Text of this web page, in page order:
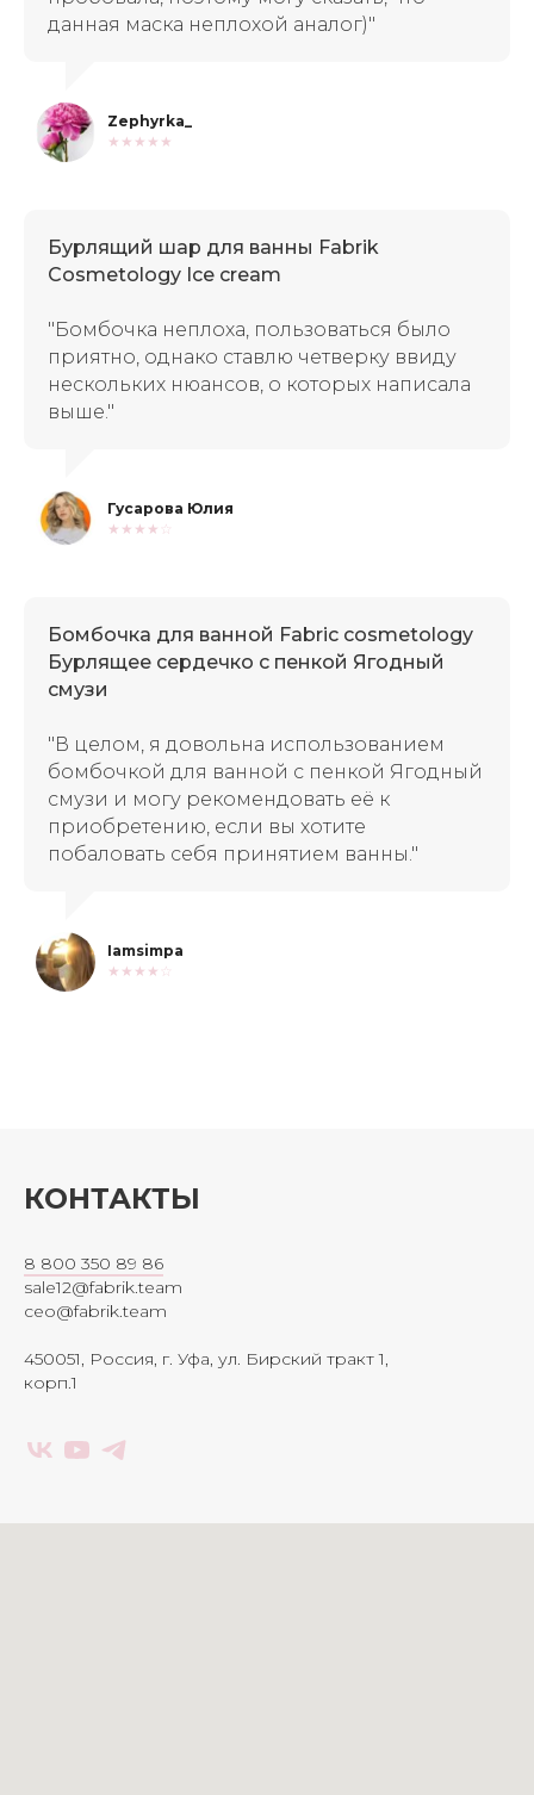
данная маска неплохой аналог)"
Zephyrka_
★★★★★
Бурлящий шар для ванны Fabrik
Cosmetology Ice cream
"Бомбочка неплоха, пользоваться было
приятно, однако ставлю четверку ввиду
нескольких нюансов, о которых написала
выше."
Гусарова Юлия
★★★★☆
Бомбочка для ванной Fabric cosmetology
Бурлящее сердечко с пенкой Ягодный
смузи
"В целом, я довольна использованием
бомбочкой для ванной с пенкой Ягодный
смузи и могу рекомендовать её к
приобретению, если вы хотите
побаловать себя принятием ванны."
Iamsimpa
★★★★☆
КОНТАКТЫ
8 800 350 89 86
sale12@fabrik.team
ceo@fabrik.team
450051, Россия, г. Уфа, ул. Бирский тракт 1,
корп.1